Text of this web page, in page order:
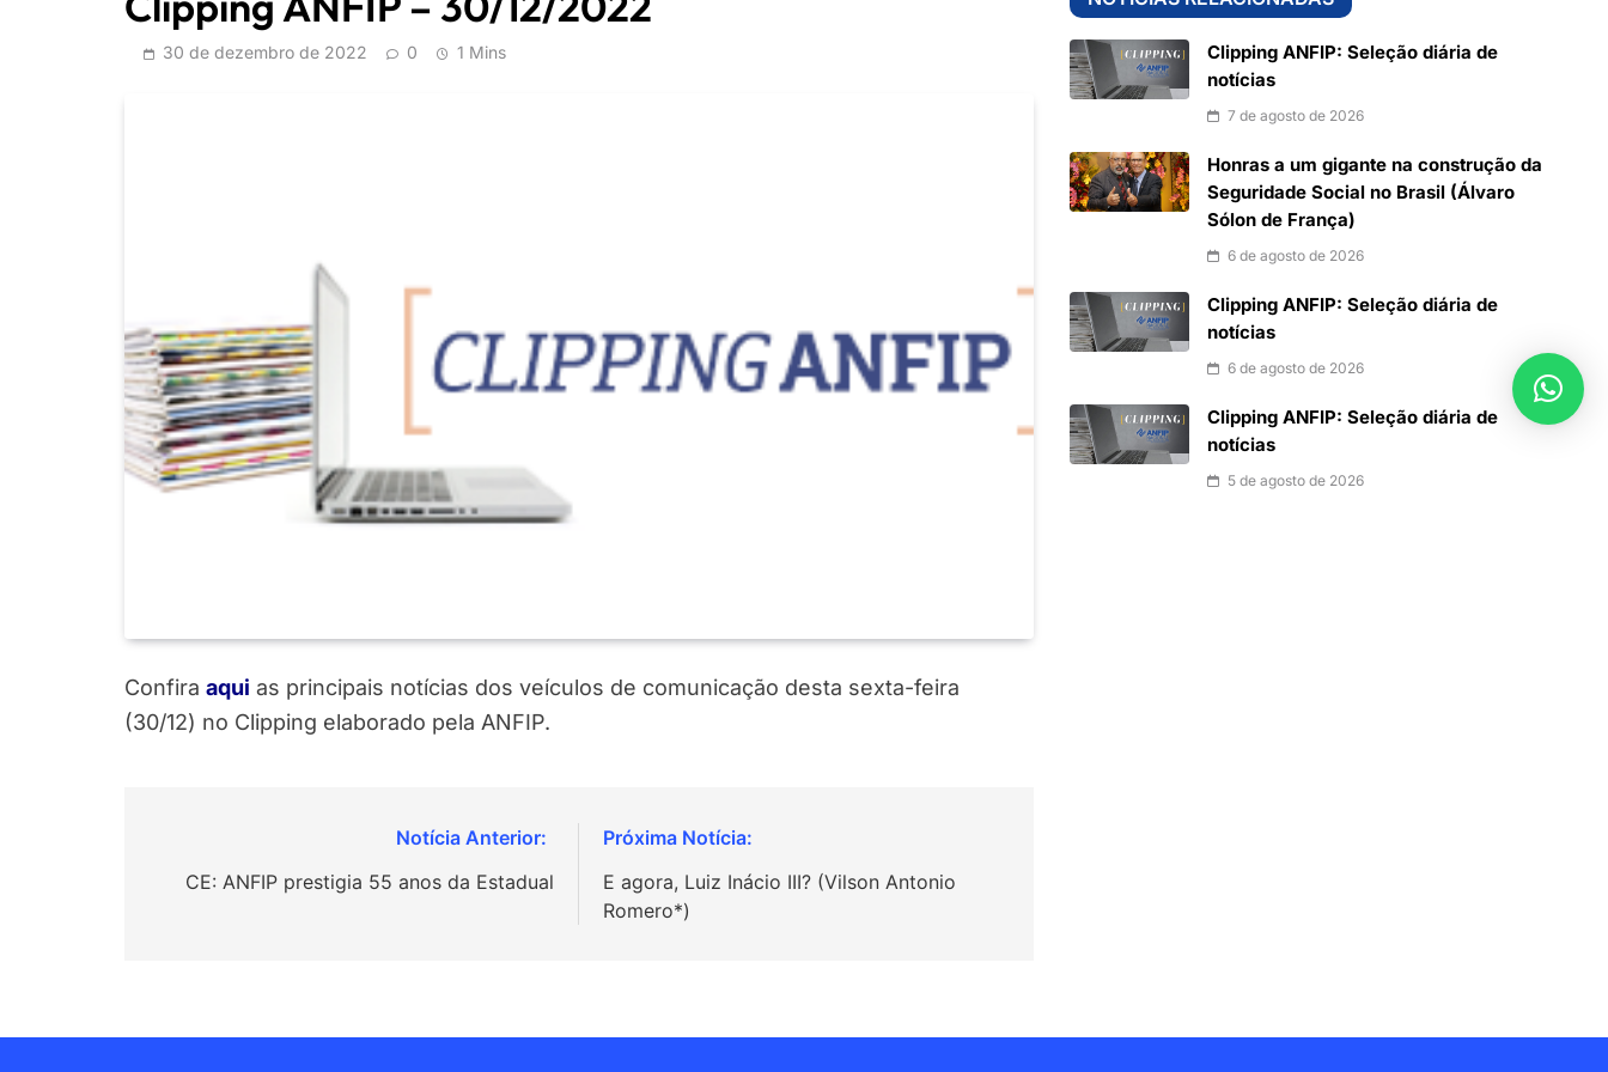
30 de dezembro de 2022 0 1 Mins
Confira aqui as principais notícias dos veículos de comunicação desta sexta-feira
(30/12) no Clipping elaborado pela ANFIP.
CE: ANFIP prestigia 55 anos da Estadual
E agora, Luiz Inácio III? (Vilson Antonio
Romero*)
Clipping ANFIP: Seleção diária de
notícias
7 de agosto de 2026
Honras a um gigante na construção da
Seguridade Social no Brasil (Álvaro
Sólon de França)
6 de agosto de 2026
Clipping ANFIP: Seleção diária de
notícias
6 de agosto de 2026
Clipping ANFIP: Seleção diária de
notícias
5 de agosto de 2026